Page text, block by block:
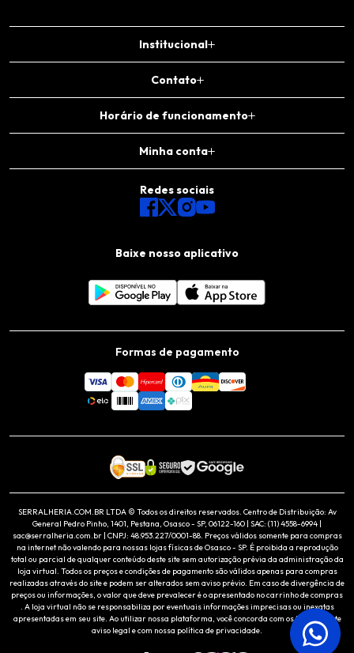
Institucional
Contato
Horário de funcionamento
Minha conta
Baixe nosso aplicativo
Redes sociais
Formas de pagamento
SERRALHERIA.COM.BR LTDA © Todos os direitos reservados. Centro de Distribuição: Av
General Pedro Pinho, 1401, Pestana, Osasco - SP, 06122-160 | SAC: (11) 4558-6994 |
sac@serralheria.com.br | CNPJ: 48.953.227/0001-88. Preços válidos somente para compras
na internet não valendo para nossas lojas físicas de Osasco - SP. É proibida a reprodução
total ou parcial de qualquer conteúdo deste site sem autorização prévia da administração da
loja virtual. Todos os preços e condições de pagamento são válidos apenas para compras
realizadas através do site e podem ser alterados sem aviso prévio. Em caso de divergência de
preços ou informações, o valor que deve prevalecer é o apresentado no carrinho de compras
. A loja virtual não se responsabiliza por eventuais informações imprecisas ou inexatas
apresentadas em seu site. Ao utilizar nossa plataforma, você concorda com os termos deste
aviso legal e com nossa política de privacidade.